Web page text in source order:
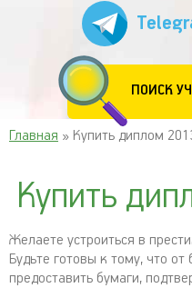
ПОИСК
Главная » Купить диплом
Купить
Желаете устроиться в
Будьте готовы к тому, что
предоставить бумаги,